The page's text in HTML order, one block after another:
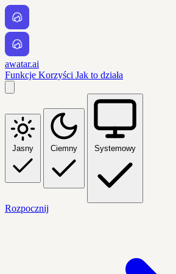
awatar.ai
Funkcje Korzyści Jak to działa
Jasny Ciemny Systemowy
Rozpocznij